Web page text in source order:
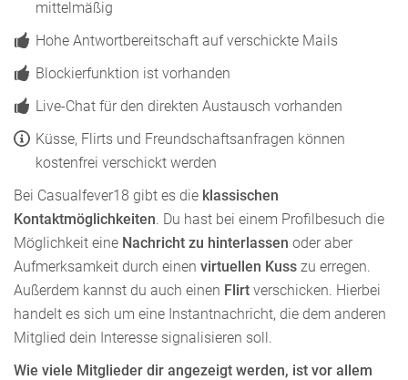
mittelmäßig
Hohe Antwortbereitschaft auf verschickte Mails
Blockierfunktion ist vorhanden
Live-Chat für den direkten Austausch vorhanden
Küsse, Flirts und Freundschaftsanfragen können
kostenfrei verschickt werden
Bei Casualfever18 gibt es die klassischen
Kontaktmöglichkeiten. Du hast bei einem Profilbesuch die
Möglichkeit eine Nachricht zu hinterlassen oder aber
Aufmerksamkeit durch einen virtuellen Kuss zu erregen.
Außerdem kannst du auch einen Flirt verschicken. Hierbei
handelt es sich um eine Instantnachricht, die dem anderen
Mitglied dein Interesse signalisieren soll.
Wie viele Mitglieder dir angezeigt werden, ist vor allem